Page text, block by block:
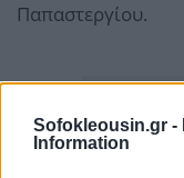
Sofokleousin.gr -
Information
Παπαστεργίου.